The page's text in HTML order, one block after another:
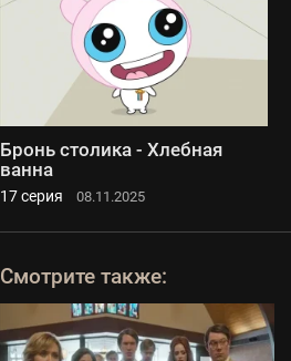
Бронь столика - Хлебная
ванна
17 серия 08.11.2025
Смотрите также: